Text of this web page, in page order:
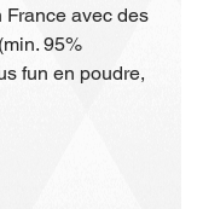
France avec des
95%
fun en poudre,